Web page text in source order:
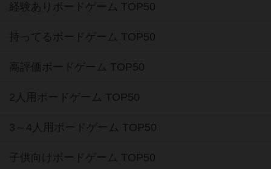
経験ありボードゲーム TOP50
持ってるボードゲーム TOP50
高評価ボードゲーム TOP50
2人用ボードゲーム TOP50
3～4人用ボードゲーム TOP50
子供向けボードゲーム TOP50